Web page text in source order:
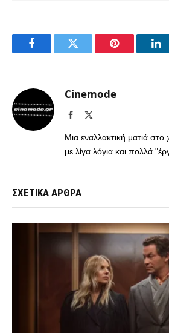
FacebookTwitter Pinterest
Cinemode
Facebook
Μια εναλλακτική ματιά
με λίγα λόγια και πολλά
ΣΧΕΤΙΚΑ ΑΡΘΡΑ